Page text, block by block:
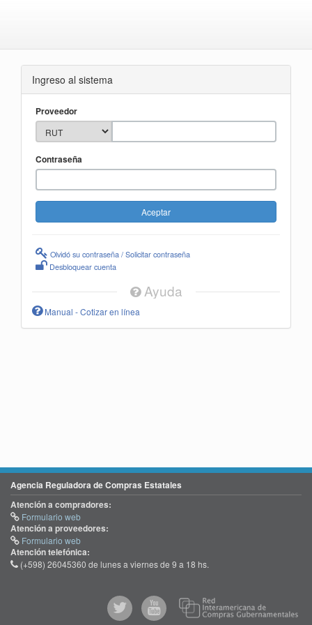
Ingreso al sistema
Proveedor
Contraseña
Olvidó su contraseña / Solicitar contraseña
Desbloquear cuenta
Ayuda
Manual - Cotizar en línea
Agencia Reguladora de Compras Estatales
Atención a compradores:
Formulario web
Atención a proveedores:
Formulario web
Atención telefónica:
(+598) 26045360 de lunes a viernes de 9 a 18 hs.
@comprasgubuy
ACCE